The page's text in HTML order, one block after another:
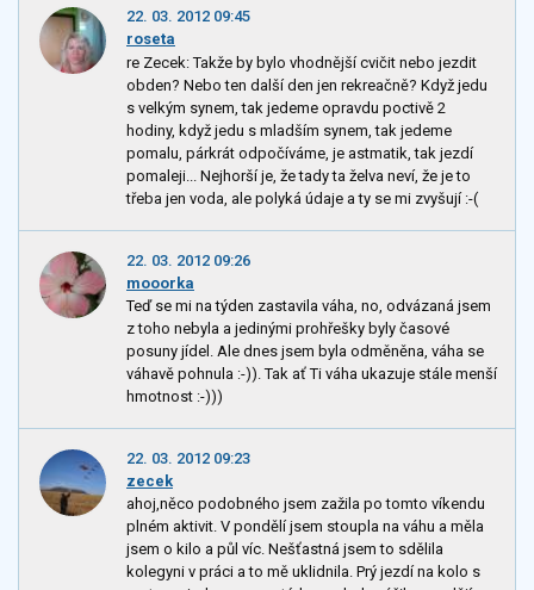
22. 03. 2012 09:45
roseta
re Zecek: Takže by bylo vhodnější cvičit nebo jezdit
obden? Nebo ten další den jen rekreačně? Když jedu
s velkým synem, tak jedeme opravdu poctivě 2
hodiny, když jedu s mladším synem, tak jedeme
pomalu, párkrát odpočíváme, je astmatik, tak jezdí
pomaleji... Nejhorší je, že tady ta želva neví, že je to
třeba jen voda, ale polyká údaje a ty se mi zvyšují :-(
22. 03. 2012 09:26
mooorka
Teď se mi na týden zastavila váha, no, odvázaná jsem
z toho nebyla a jedinými prohřešky byly časové
posuny jídel. Ale dnes jsem byla odměněna, váha se
váhavě pohnula :-)). Tak ať Ti váha ukazuje stále menší
hmotnost :-)))
22. 03. 2012 09:23
zecek
ahoj,něco podobného jsem zažila po tomto víkendu
plném aktivit. V pondělí jsem stoupla na váhu a měla
jsem o kilo a půl víc. Nešťastná jsem to sdělila
kolegyni v práci a to mě uklidnila. Prý jezdí na kolo s